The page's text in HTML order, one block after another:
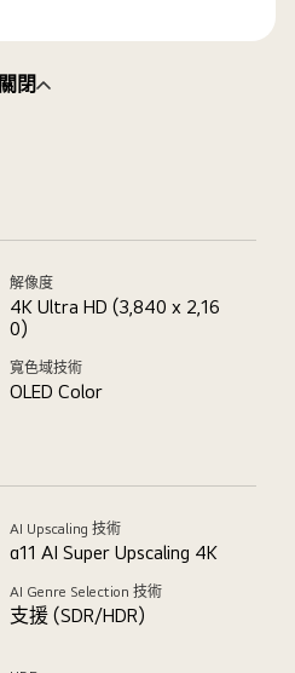
關閉
解像度
4K Ultra HD (3,840 x 2,16
0)
寬色域技術
OLED Color
AI Upscaling 技術
α11 AI Super Upscaling 4K
AI Genre Selection 技術
支援 (SDR/HDR)